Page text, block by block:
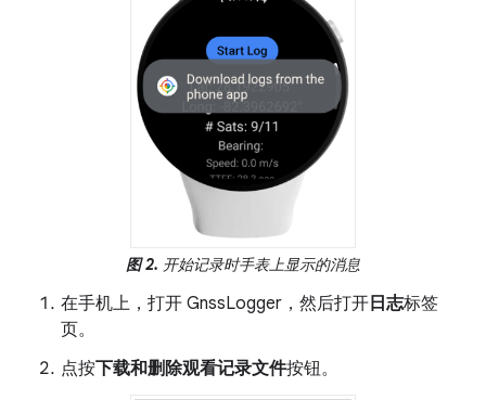
图 2. 开始记录时手表上显示的消息
在手机上，打开 GnssLogger，然后打开日志标签
页。
点按下载和删除观看记录文件按钮。